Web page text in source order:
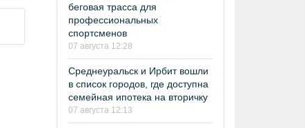
беговая трасса для
профессиональных
спортсменов
07 августа 12:28
Среднеуральск и Ирбит вошли
в список городов, где доступна
семейная ипотека на вторичку
07 августа 12:13